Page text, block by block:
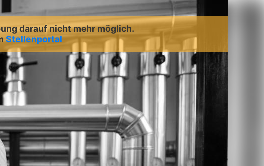
darauf nicht mehr möglich.
Stellenportal